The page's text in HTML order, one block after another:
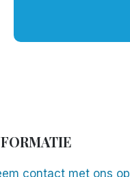
contact met ons op